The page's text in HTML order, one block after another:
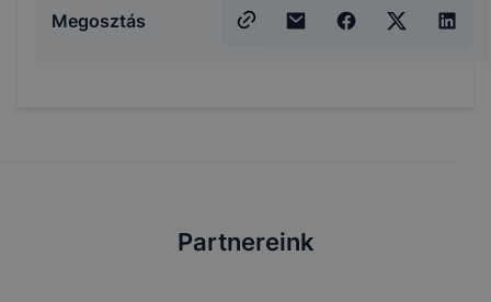
Megosztás
Partnereink